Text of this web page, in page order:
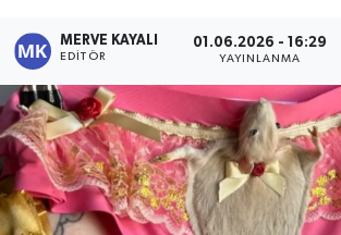
MERVE KAYALI
EDITÖR
01.06.2026 - 16:29
YAYINLANMA